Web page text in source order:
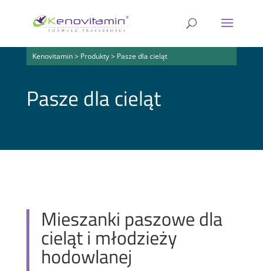
Kenovitamin> Produkty> Pasze dla cieląt
Pasze dla cieląt
Mieszanki paszowe dla
cieląt i młodzieży
hodowlanej